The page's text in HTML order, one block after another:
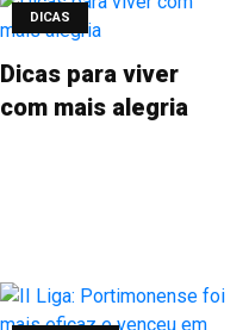
DICAS
Dicas para viver
com mais alegria